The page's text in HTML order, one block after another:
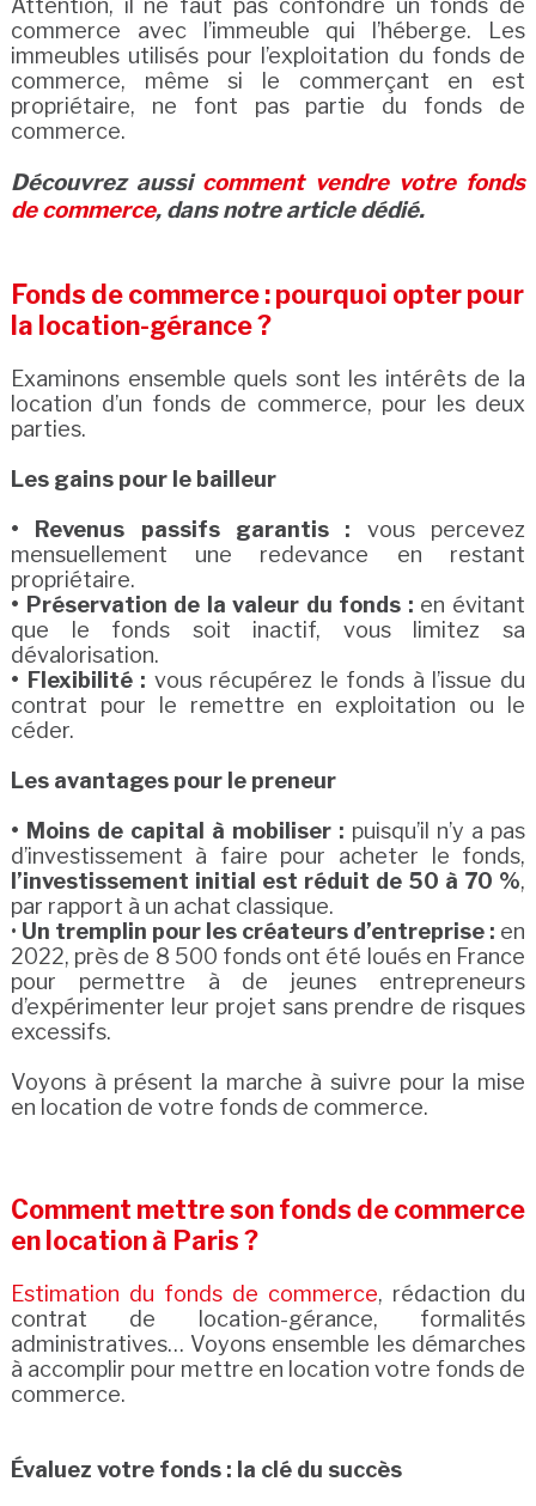
Attention, il ne faut pas confondre un fonds de
commerce avec l’immeuble qui l’héberge. Les
immeubles utilisés pour l’exploitation du fonds de
commerce, même si le commerçant en est
propriétaire, ne font pas partie du fonds de
commerce.
Découvrez aussi comment vendre votre fonds
de commerce, dans notre article dédié.
Fonds de commerce : pourquoi opter pour
la location-gérance ?
Examinons ensemble quels sont les intérêts de la
location d’un fonds de commerce, pour les deux
parties.
Les gains pour le bailleur
• Revenus passifs garantis : vous percevez
mensuellement une redevance en restant
propriétaire.
• Préservation de la valeur du fonds : en évitant
que le fonds soit inactif, vous limitez sa
dévalorisation.
• Flexibilité : vous récupérez le fonds à l’issue du
contrat pour le remettre en exploitation ou le
céder.
Les avantages pour le preneur
• Moins de capital à mobiliser : puisqu’il n’y a pas
d’investissement à faire pour acheter le fonds,
l’investissement initial est réduit de 50 à 70 %,
par rapport à un achat classique.
• Un tremplin pour les créateurs d’entreprise : en
2022, près de 8 500 fonds ont été loués en France
pour permettre à de jeunes entrepreneurs
d’expérimenter leur projet sans prendre de risques
excessifs.
Voyons à présent la marche à suivre pour la mise
en location de votre fonds de commerce.
Comment mettre son fonds de commerce
en location à Paris ?
Estimation du fonds de commerce, rédaction du
contrat de location-gérance, formalités
administratives… Voyons ensemble les démarches
à accomplir pour mettre en location votre fonds de
commerce.
Évaluez votre fonds : la clé du succès